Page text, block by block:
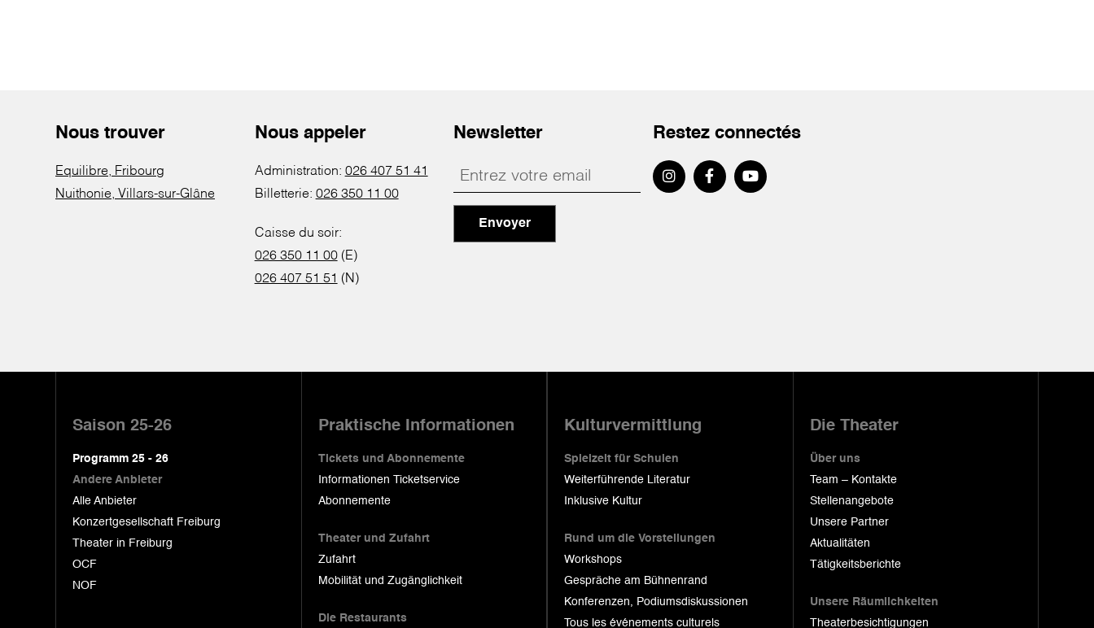
Nous trouver
Equilibre, Fribourg
Nuithonie, Villars-sur-Glâne
Nous appeler
Administration: 026 407 51 41
Billetterie: 026 350 11 00
Caisse du soir:
026 350 11 00(E)
026 407 51 51 (N)
Newsletter
Envoyer
Restez connectés
Saison 25-26
Programm 25 - 26
Andere Anbieter
Alle Anbieter
Konzertgesellschaft Freiburg
Theater in Freiburg
OCF
NOF
Praktische Informationen
Tickets und Abonnemente
Informationen Ticketservice
Abonnemente
Theater und Zufahrt
Zufahrt
Mobilität und Zugänglichkeit
Die Restaurants
Kulturvermittlung
Spielzeit für Schulen
Weiterführende Literatur
Inklusive Kultur
Rund um die Vorstellungen
Workshops
Gespräche am Bühnenrand
Konferenzen, Podiumsdiskussionen
Tous les événements culturels
Die Theater
Über uns
Team – Kontakte
Stellenangebote
Unsere Partner
Aktualitäten
Tätigkeitsberichte
Unsere Räumlichkeiten
Theaterbesichtigungen